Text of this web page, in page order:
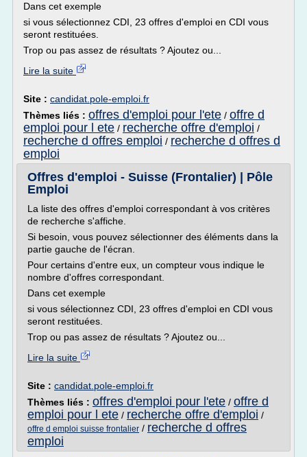
Dans cet exemple
si vous sélectionnez CDI, 23 offres d'emploi en CDI vous
seront restituées.
Trop ou pas assez de résultats ? Ajoutez ou...
Lire la suite
Site : candidat.pole-emploi.fr
Thèmes liés : offres d'emploi pour l'ete / offre d
emploi pour l ete / recherche offre d'emploi /
recherche d offres emploi / recherche d offres d
emploi
Offres d'emploi - Suisse (Frontalier) | Pôle
Emploi
La liste des offres d'emploi correspondant à vos critères
de recherche s'affiche.
Si besoin, vous pouvez sélectionner des éléments dans la
partie gauche de l'écran.
Pour certains d'entre eux, un compteur vous indique le
nombre d'offres correspondant.
Dans cet exemple
si vous sélectionnez CDI, 23 offres d'emploi en CDI vous
seront restituées.
Trop ou pas assez de résultats ? Ajoutez ou...
Lire la suite
Site : candidat.pole-emploi.fr
Thèmes liés : offres d'emploi pour l'ete / offre d
emploi pour l ete / recherche offre d'emploi /
offre d emploi suisse frontalier / recherche d offres
emploi